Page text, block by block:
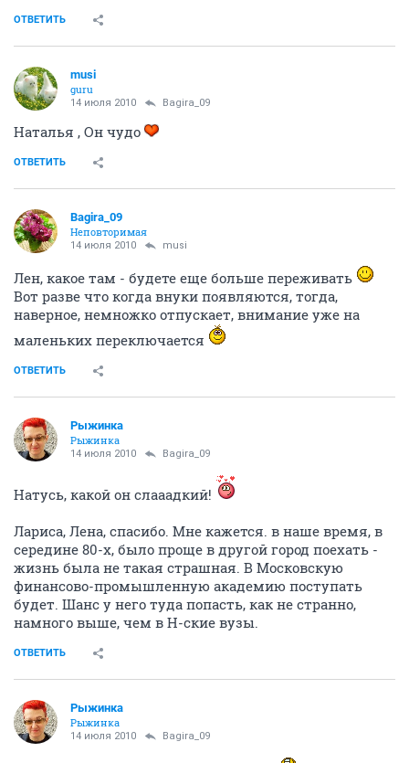
ОТВЕТИТЬ
musi
guru
14 июля 2010 Bagira_09
Наталья , Он чудо
ОТВЕТИТЬ
Bagira_09
Неповторимая
14 июля 2010 musi
Лен, какое там - будете еще больше переживать
Вот разве что когда внуки появляются, тогда,
наверное, немножко отпускает, внимание уже на
маленьких переключается
ОТВЕТИТЬ
Рыжинка
Рыжинка
14 июля 2010 Bagira_09
Натусь, какой он слааадкий!
Лариса, Лена, спасибо. Мне кажется. в наше время, в
середине 80-х, было проще в другой город поехать -
жизнь была не такая страшная. В Московскую
финансово-промышленную академию поступать
будет. Шанс у него туда попасть, как не странно,
намного выше, чем в Н-ские вузы.
ОТВЕТИТЬ
Рыжинка
Рыжинка
14 июля 2010 Bagira_09